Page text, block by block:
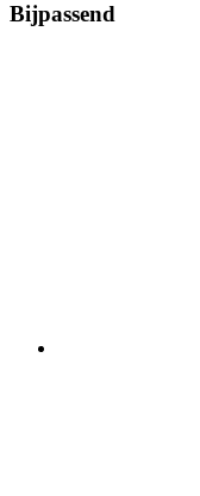
Bijpassend